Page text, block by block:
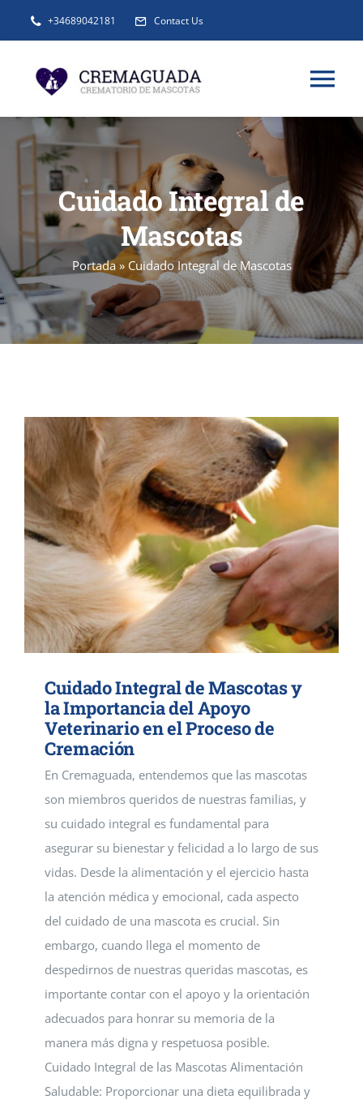
+34689042181 Contact Us
INFORMACIÓN
SERVICIOS
URNAS Y RECUERDOS
BLOG
Cuidado Integral de
Mascotas
Portada» Cuidado Integral de Mascotas
Cuidado Integral de Mascotas y
la Importancia del Apoyo
Veterinario en el Proceso de
Cremación
En Cremaguada, entendemos que las mascotas
son miembros queridos de nuestras familias, y
su cuidado integral es fundamental para
asegurar su bienestar y felicidad a lo largo de sus
vidas. Desde la alimentación y el ejercicio hasta
la atención médica y emocional, cada aspecto
del cuidado de una mascota es crucial. Sin
embargo, cuando llega el momento de
despedirnos de nuestras queridas mascotas, es
importante contar con el apoyo y la orientación
adecuados para honrar su memoria de la
manera más digna y respetuosa posible.
Cuidado Integral de las Mascotas Alimentación
Saludable: Proporcionar una dieta equilibrada y